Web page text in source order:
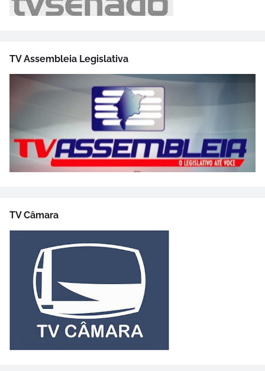
TV Assembleia Legislativa
TV Câmara